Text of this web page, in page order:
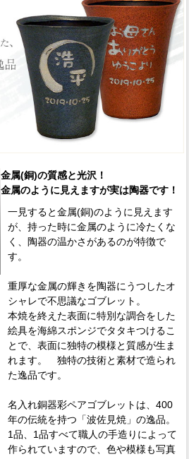
金属(銅)の質感と光沢！
金属のように見えますが実は陶器です！
一見すると金属(銅)のように見えます
が、持った時に金属のように冷たくな
く、陶器の温かさがあるのが特徴で
す。
重厚な金属の輝きを陶器にうつしたオ
シャレで不思議なゴブレット。
本焼を終えた表面に特別な調合をした
絵具を海綿スポンジでタタキつけるこ
とで、表面に独特の模様と質感が生ま
れます。 独特の技術と素材で造られ
た逸品です。
名入れ銅器彩ペアゴブレットは、400
年の伝統を持つ「波佐見焼」の逸品。
1品、1品すべて職人の手造りによって
作られていますので、色や模様も写真